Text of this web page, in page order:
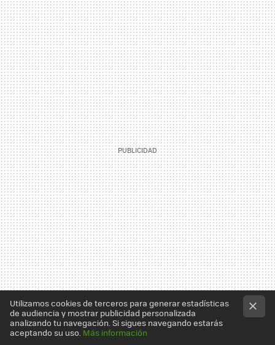
Utilizamos cookies de terceros para generar estadísticas
de audiencia y mostrar publicidad personalizada
analizando tu navegación. Si sigues navegando estarás
aceptando su uso. Más información